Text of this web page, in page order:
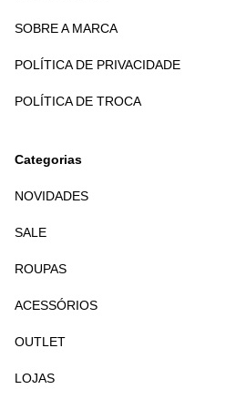
SOBRE A MARCA
POLÍTICA DE PRIVACIDADE
POLÍTICA DE TROCA
Categorias
NOVIDADES
SALE
ROUPAS
ACESSÓRIOS
OUTLET
LOJAS